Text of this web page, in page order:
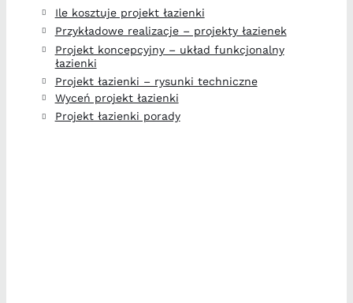
Ile kosztuje projekt łazienki
Przykładowe realizacje – projekty łazienek
Projekt koncepcyjny – układ funkcjonalny
łazienki
Projekt łazienki – rysunki techniczne
Wyceń projekt łazienki
Projekt łazienki porady